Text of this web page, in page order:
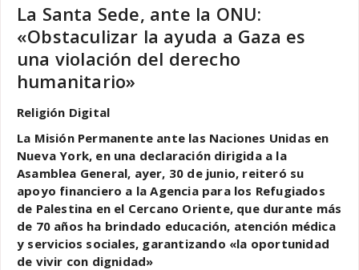
La Santa Sede, ante la ONU:
«Obstaculizar la ayuda a Gaza es
una violación del derecho
humanitario»
Religión Digital
La Misión Permanente ante las Naciones Unidas en
Nueva York, en una declaración dirigida a la
Asamblea General, ayer, 30 de junio, reiteró su
apoyo financiero a la Agencia para los Refugiados
de Palestina en el Cercano Oriente, que durante más
de 70 años ha brindado educación, atención médica
y servicios sociales, garantizando «la oportunidad
de vivir con dignidad»